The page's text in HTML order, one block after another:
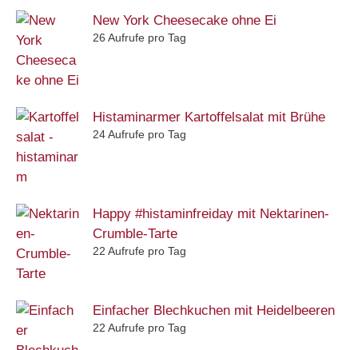
New York Cheesecake ohne Ei
26 Aufrufe pro Tag
Histaminarmer Kartoffelsalat mit Brühe
24 Aufrufe pro Tag
Happy #histaminfreiday mit Nektarinen-
Crumble-Tarte
22 Aufrufe pro Tag
Einfacher Blechkuchen mit Heidelbeeren
22 Aufrufe pro Tag